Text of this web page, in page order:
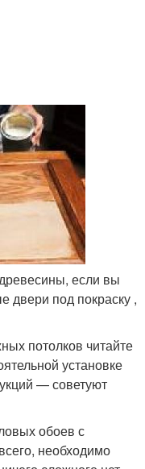
если вы
двери под покраску ,
потолков читайте
установке
— советуют
обоев с
необходимо